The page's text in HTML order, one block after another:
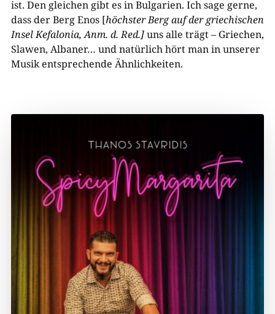
ist. Den gleichen gibt es in Bulgarien. Ich sage gerne,
dass der Berg Enos [höchster Berg auf der griechischen
Insel Kefalonia, Anm. d. Red.]uns alle trägt – Griechen,
Slawen, Albaner… und natürlich hört man in unserer
Musik entsprechende Ähnlichkeiten.